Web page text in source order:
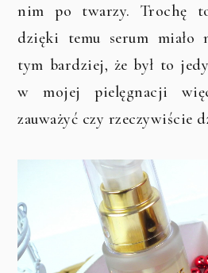
nim po twarzy. Trochę
dzięki temu serum miało
tym bardziej, że był to
w mojej pielęgnacji
zauważyć czy rzeczywiście